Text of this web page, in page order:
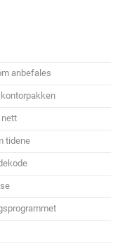
anbefales
nett
tidene